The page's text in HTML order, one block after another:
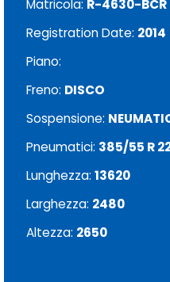
Matricola: R-4630-BCR
Registration Date: 2014
Piano:
Freno: DISCO
Sospensione:
Pneumatici: 385/55 R
Lunghezza: 13620
Larghezza: 2480
Altezza: 2650